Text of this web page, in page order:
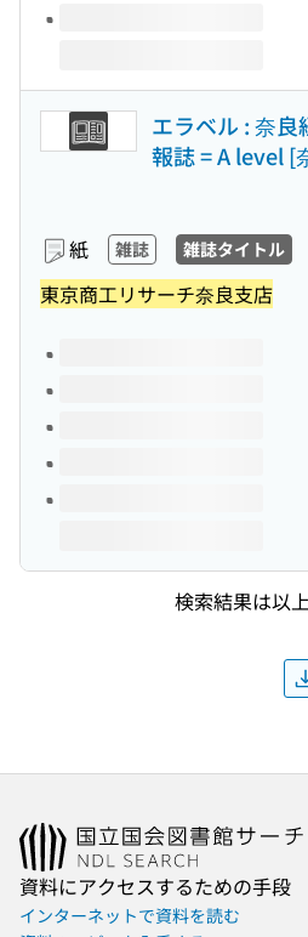
エラベル : 奈
報誌 = A level [
紙 雑誌 雑誌タイトル
東京商工リサーチ奈良支店
このタイトルの巻号
検索結果は以上
資料にアクセスするための手段
インターネットで資料を読む